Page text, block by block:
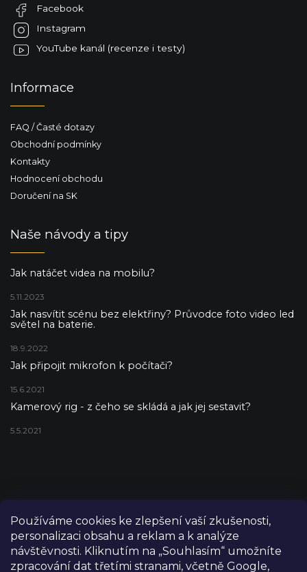
Používáme cookies ke zlepšení vaší zkušenosti,
personalizaci obsahu a reklam a k analýze
návštěvnosti. Kliknutím na „Souhlasím“ umožníte
zpracování dat třetími stranami, včetně Google,
Facebook
Instagram
YouTube kanál (recenze i testy)
Informace
FAQ / Časté dotazy
Obchodní podmínky
Kontakty
Hodnocení obchodu
Doručení na SK
Naše návody a tipy
Jak natáčet videa na mobilu?
5.11.2023
Jak nasvítit scénu bez elektřiny? Průvodce foto video led
světel na baterie.
18.9.2022
Jak připojit mikrofon k počítači?
15.6.2021
Kamerový rig - z čeho se skládá a jak jej sestavit?
5.5.2021